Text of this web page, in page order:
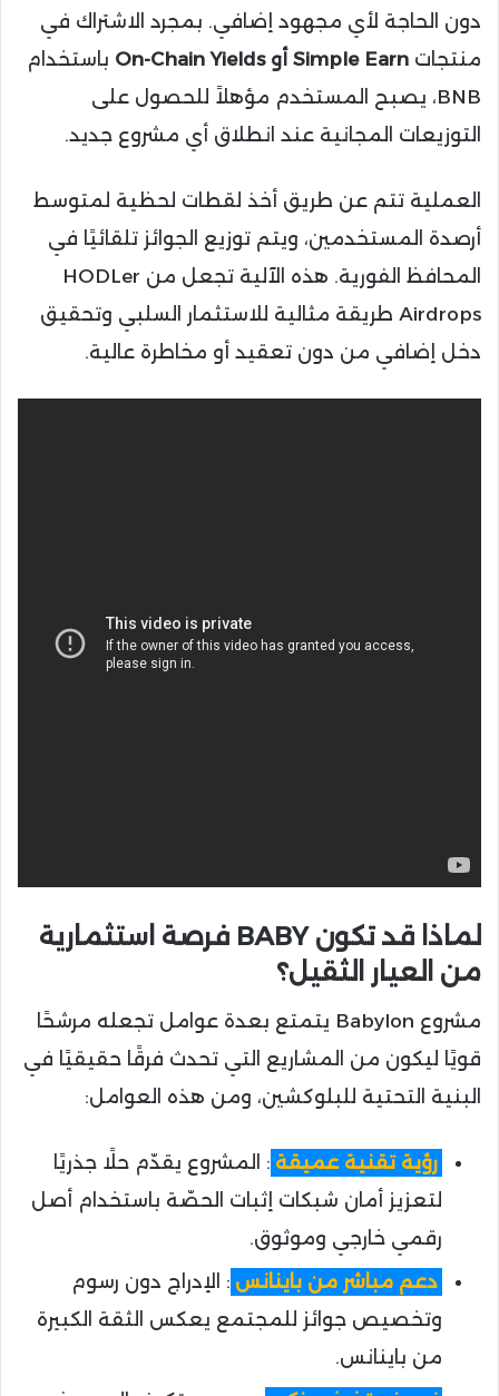
دون الحاجة لأي مجهود إضافي. بمجرد الاشتراك في
منتجات Simple Earn أو On-Chain Yields
باستخدام
BNB، يصبح المستخدم مؤهلاً للحصول على
التوزيعات المجانية عند انطلاق أي مشروع جديد.
العملية تتم عن طريق أخذ لقطات لحظية لمتوسط
أرصدة المستخدمين، ويتم توزيع الجوائز تلقائيًا في
المحافظ الفورية. هذه الآلية تجعل من HODLer
Airdrops طريقة مثالية للاستثمار السلبي وتحقيق
دخل إضافي من دون تعقيد أو مخاطرة عالية.
لماذا قد تكون BABY فرصة استثمارية
من العيار الثقيل؟
مشروع Babylon يتمتع بعدة عوامل تجعله مرشحًا
قويًا ليكون من المشاريع التي تحدث فرقًا حقيقيًا في
البنية التحتية للبلوكشين، ومن هذه العوامل:
رؤية تقنية عميقة : المشروع يقدّم حلًا جذريًا
لتعزيز أمان شبكات إثبات الحصّة باستخدام أصل
رقمي خارجي وموثوق.
دعم مباشر من باينانس : الإدراج دون رسوم
وتخصيص جوائز للمجتمع يعكس الثقة الكبيرة
من باينانس.